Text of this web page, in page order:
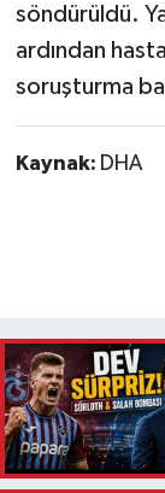
söndürüldü.
ardından
soruşturma
Kaynak: DHA